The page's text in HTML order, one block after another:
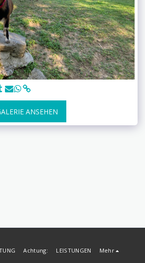
ANSEHEN
Achtung: LEISTUNGEN Mehr